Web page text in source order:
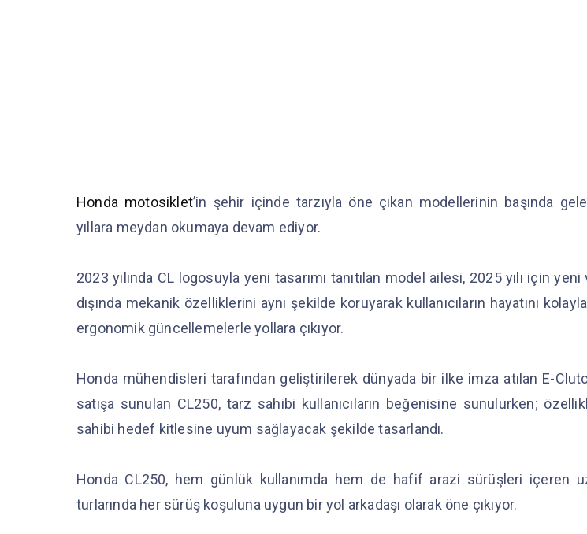
Honda motosiklet’in şehir içinde tarzıyla öne çıkan modellerinin başında
yıllara meydan okumaya devam ediyor.
2023 yılında CL logosuyla yeni tasarımı tanıtılan model ailesi, 2025 yılı için
dışında mekanik özelliklerini aynı şekilde koruyarak kullanıcıların hayatını
ergonomik güncellemelerle yollara çıkıyor.
Honda mühendisleri tarafından geliştirilerek dünyada bir ilke imza atılan E-
satışa sunulan CL250, tarz sahibi kullanıcıların beğenisine sunulurken;
sahibi hedef kitlesine uyum sağlayacak şekilde tasarlandı.
Honda CL250, hem günlük kullanımda hem de hafif arazi sürüşleri içeren
turlarında her sürüş koşuluna uygun bir yol arkadaşı olarak öne çıkıyor.